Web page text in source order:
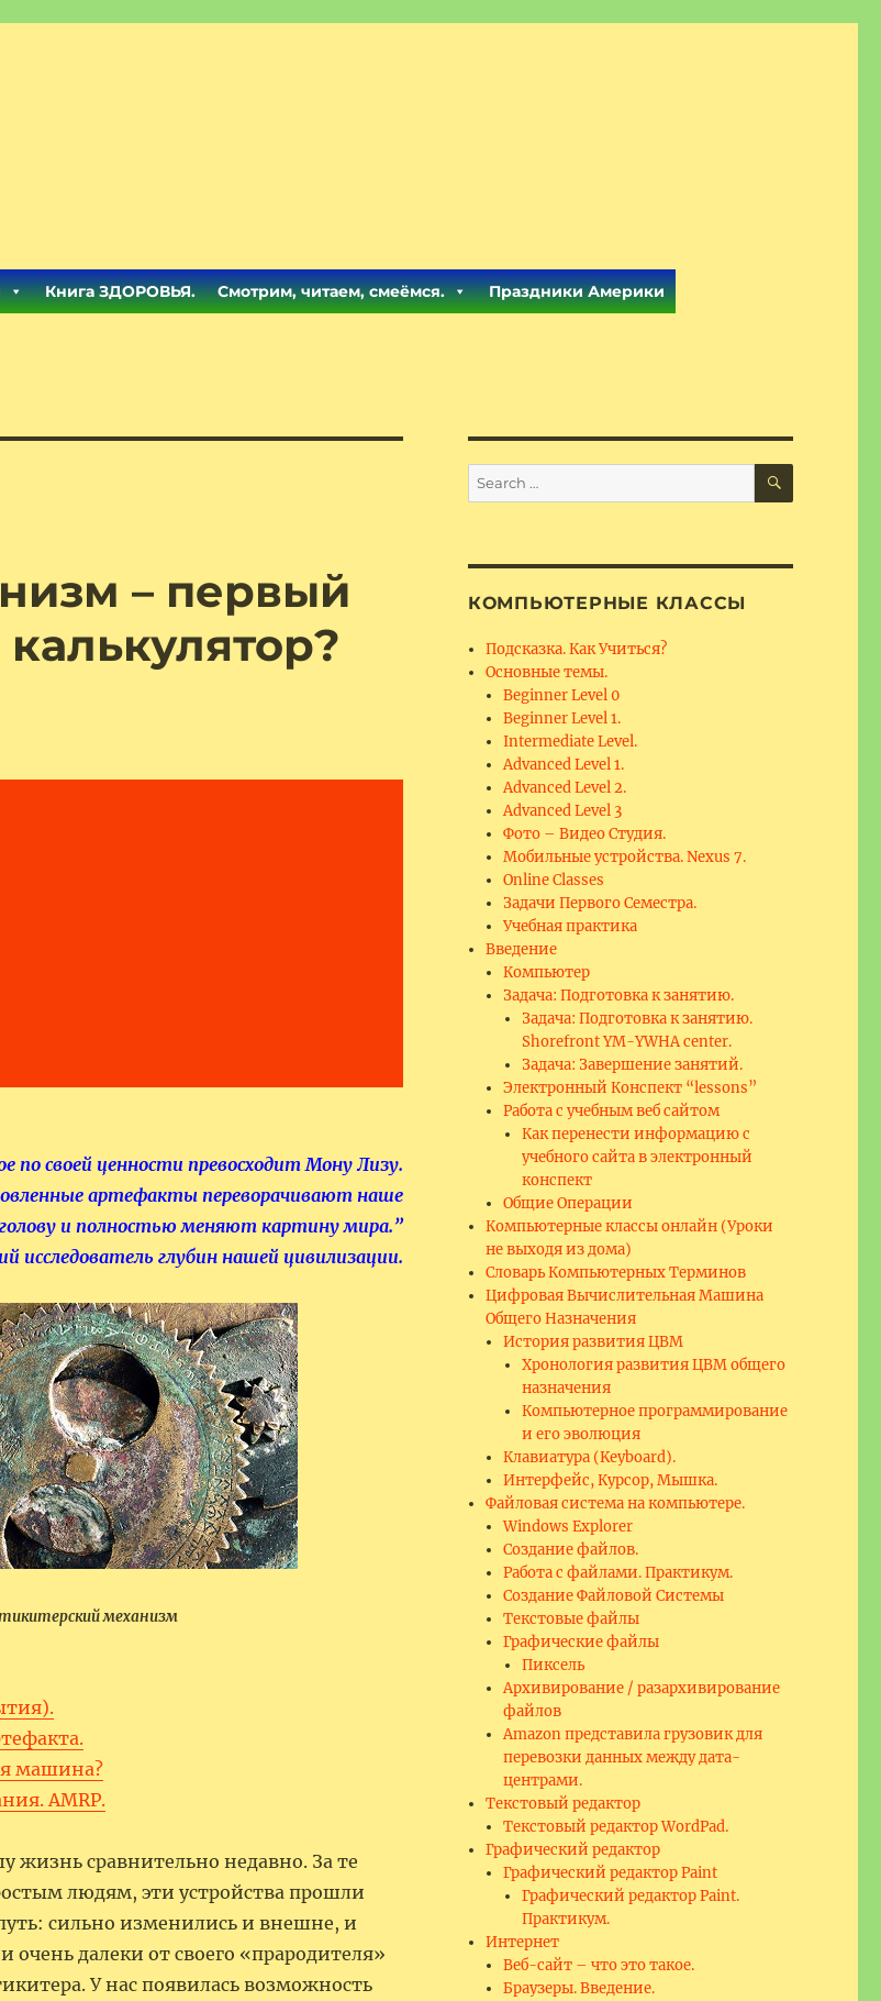
Книга ЗДОРОВЬЯ. Смотрим, читаем, смеёмся. Праздники Америки
– первый
по своей ценности превосходит Мону Лизу.
артефакты переворачивают наше
голову и полностью меняют картину мира.”
исследователь глубин нашей цивилизации.
механизм
машина?
AMRP.
сравнительно недавно. За те
людям, эти устройства прошли
сильно изменились и внешне, и
очень далеки от своего «прародителя»
У нас появилась возможность
Search
for:
SEARCH
КОМПЬЮТЕРНЫЕ КЛАССЫ
Подсказка. Как Учиться?
Основные темы.
Beginner Level 0
Beginner Level 1.
Intermediate Level.
Advanced Level 1.
Advanced Level 2.
Advanced Level 3
Фото – Видео Студия.
Мобильные устройства. Nexus 7.
Online Classes
Задачи Первого Семестра.
Учебная практика
Введение
Компьютер
Задача: Подготовка к занятию.
Задача: Подготовка к занятию.
Shorefront YM-YWHA center.
Задача: Завершение занятий.
Электронный Конспект “lessons”
Работа с учебным веб сайтом
Как перенести информацию с
учебного сайта в электронный
конспект
Общие Операции
Компьютерные классы онлайн (Уроки
не выходя из дома)
Словарь Компьютерных Терминов
Цифровая Вычислительная Машина
Общего Назначения
История развития ЦВМ
Хронология развития ЦВМ общего
назначения
Компьютерное программирование
и его эволюция
Клавиатура (Keyboard).
Интерфейс, Курсор, Мышка.
Файловая система на компьютере.
Windows Explorer
Создание файлов.
Работа с файлами. Практикум.
Создание Файловой Системы
Текстовые файлы
Графические файлы
Пиксель
Архивирование / разархивирование
файлов
Amazon представила грузовик для
перевозки данных между дата-
центрами.
Текстовый редактор
Текстовый редактор WordPad.
Графический редактор
Графический редактор Paint
Графический редактор Paint.
Практикум.
Интернет
Веб-сайт – что это такое.
Браузеры. Введение.